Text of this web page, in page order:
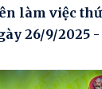
làm việc
26/9/2025